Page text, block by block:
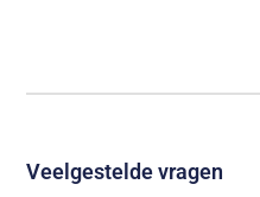
Veelgestelde vragen